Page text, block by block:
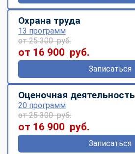
Охрана труда
13 программ
от 25 300 руб.
от 16 900 руб.
Записаться
Оценочная деятельность
20 программ
от 25 300 руб.
от 16 900 руб.
Записаться